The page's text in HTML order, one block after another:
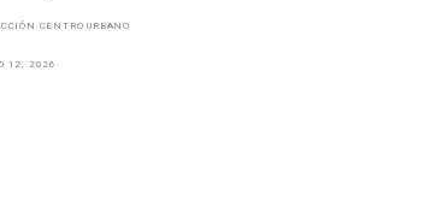
CENTRO URBANO
12, 2026